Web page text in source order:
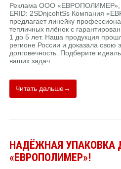
Реклама ООО «ЕВРОПОЛИМЕР»,
ERID: 2SDnjcohtSs Компания
предлагает линейку
тепличных плёнок с
1 до 5 лет. Наша продукция
регионе России и доказала свою
долговечность. Подберите
ваших задач:...
Читать дальше→
НАДЁЖНАЯ УПАКОВКА
«ЕВРОПОЛИМЕР»!